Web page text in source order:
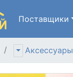
Поставщики
Аксессуары